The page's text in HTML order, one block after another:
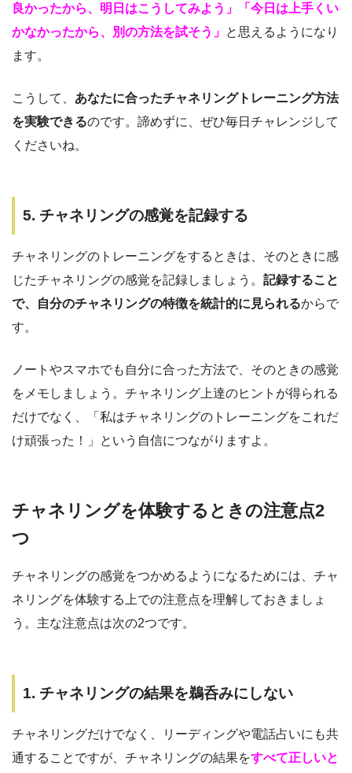
良かったから、明日はこうしてみよう」「今日は上手くい
かなかったから、別の方法を試そう」 と思えるようになり
ます。
こうして、 あなたに合ったチャネリングトレーニング方法
を実験できるのです。諦めずに、ぜひ毎日チャレンジして
くださいね。
5. チャネリングの感覚を記録する
チャネリングのトレーニングをするときは、そのときに感
じたチャネリングの感覚を記録しましょう。 記録すること
で、自分のチャネリングの特徴を統計的に見られるからで
す。
ノートやスマホでも自分に合った方法で、そのときの感覚
をメモしましょう。チャネリング上達のヒントが得られる
だけでなく、「私はチャネリングのトレーニングをこれだ
け頑張った！」という自信につながりますよ。
チャネリングを体験するときの注意点2
つ
チャネリングの感覚をつかめるようになるためには、チャ
ネリングを体験する上での注意点を理解しておきましょ
う。主な注意点は次の2つです。
1. チャネリングの結果を鵜呑みにしない
チャネリングだけでなく、リーディングや電話占いにも共
通することですが、チャネリングの結果をすべて正しいと